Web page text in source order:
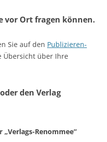
vor Ort fragen können.
Sie auf den Publizieren-
Übersicht über Ihre
den Verlag
Renommee“